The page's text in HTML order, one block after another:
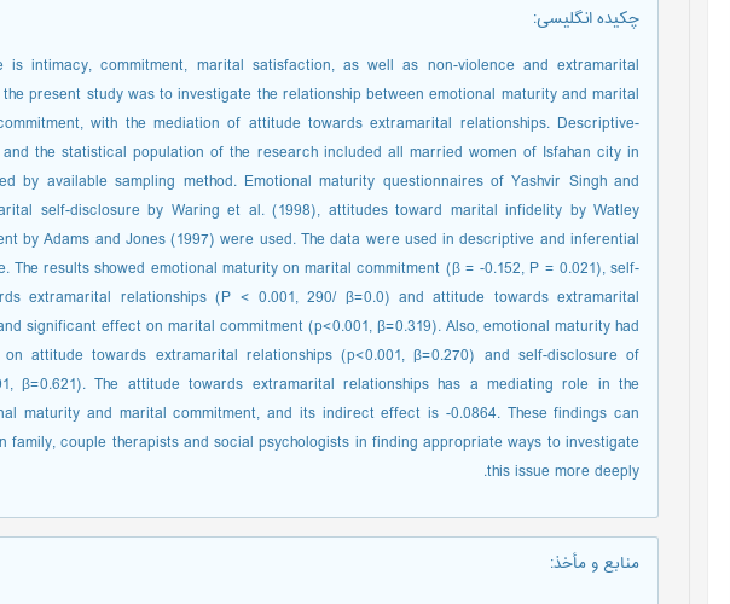
چکیده انگلیسی:
is intimacy, commitment, marital satisfaction, as well as non-violence and extramarital
present study was to investigate the relationship between emotional maturity and marital
with the mediation of attitude towards extramarital relationships. Descriptive-
the statistical population of the research included all married women of Isfahan city in
by available sampling method. Emotional maturity questionnaires of Yashvir Singh and
self-disclosure by Waring et al. (1998), attitudes toward marital infidelity by Watley
by Adams and Jones (1997) were used. The data were used in descriptive and inferential
The results showed emotional maturity on marital commitment (β = -0.152, P = 0.021), self-
extramarital relationships (P < 0.001, 290/ β=0.0) and attitude towards extramarital
significant effect on marital commitment (p<0.001, β=0.319). Also, emotional maturity had
attitude towards extramarital relationships (p<0.001, β=0.270) and self-disclosure of
β=0.621). The attitude towards extramarital relationships has a mediating role in the
maturity and marital commitment, and its indirect effect is -0.0864. These findings can
family, couple therapists and social psychologists in finding appropriate ways to investigate
this issue more deeply.
منابع و مأخذ: